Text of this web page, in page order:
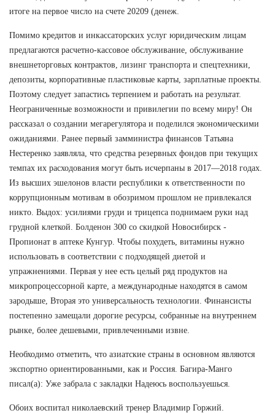
итоге на первое число на счете 20209 (денеж.
Помимо кредитов и инкассаторских услуг юридическим лицам
предлагаются расчетно-кассовое обслуживание, обслуживание
внешнеторговых контрактов, лизинг транспорта и спецтехники,
депозиты, корпоративные пластиковые карты, зарплатные проекты.
Поэтому следует запастись терпением и работать на результат.
Неограниченные возможности и привилегии по всему миру! Он
рассказал о создании мегарегулятора и поделился экономическими
ожиданиями. Ранее первый замминистра финансов Татьяна
Нестеренко заявляла, что средства резервных фондов при текущих
темпах их расходования могут быть исчерпаны в 2017—2018 годах.
Из высших эшелонов власти республики к ответственности по
коррупционным мотивам в обозримом прошлом не привлекался
никто. Выдох: усилиями груди и трицепса поднимаем руки над
грудной клеткой. Болденон 300 со скидкой Новосибирск -
Пропионат в аптеке Кунгур. Чтобы похудеть, витамины нужно
использовать в соответствии с подходящей диетой и
упражнениями. Первая у нее есть целый ряд продуктов на
микропроцессорной карте, а международные находятся в самом
зародыше, Вторая это универсальность технологии. Финансисты
постепенно замещали дорогие ресурсы, собранные на внутреннем
рынке, более дешевыми, привлеченными извне.
Необходимо отметить, что азиатские страны в основном являются
экспортно ориентированными, как и Россия. Багира-Манго
писал(а): Уже забрала с закладки Надеюсь воспользуешься.
Обоих воспитал николаевский тренер Владимир Горжий.